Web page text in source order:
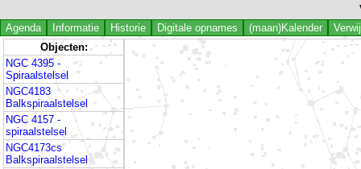
Agenda Informatie Historie Digitale opnames (maan)Kalender
Objecten:
NGC 4395 -
Spiraalstelsel
NGC4183
Balkspiraalstelsel
NGC 4157 -
spiraalstelsel
NGC4173cs
Balkspiraalstelsel